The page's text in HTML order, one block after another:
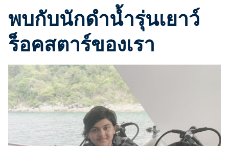
พบกับนักดำน้ำรุ่นเยาว์
ร็อคสตาร์ของเรา